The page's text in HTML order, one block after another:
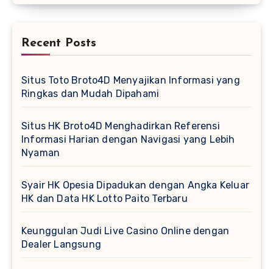
Recent Posts
Situs Toto Broto4D Menyajikan Informasi yang
Ringkas dan Mudah Dipahami
Situs HK Broto4D Menghadirkan Referensi
Informasi Harian dengan Navigasi yang Lebih
Nyaman
Syair HK Opesia Dipadukan dengan Angka Keluar
HK dan Data HK Lotto Paito Terbaru
Keunggulan Judi Live Casino Online dengan
Dealer Langsung